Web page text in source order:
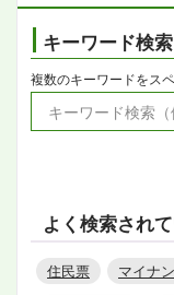
キーワード検索
複数のキーワードをス
よく検索され
住民票 マイナ